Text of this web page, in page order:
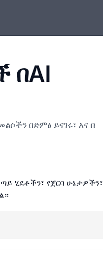
በAI
በድምፅ ይናገሩ፣ እና በ
ሂደቶችን፣ የጀርባ ሁኔታዎችን፣